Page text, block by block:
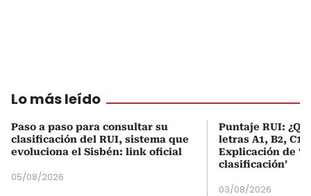
Lo más leído
Paso a paso para consultar su
clasificación del RUI, sistema que
evoluciona el Sisbén: link oficial
05/08/2026
Puntaje RUI:
letras A1, B2, C1
Explicación de
clasificación’
03/08/2026